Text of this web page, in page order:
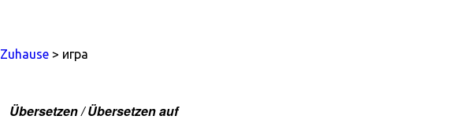
Zuhause > игра
Übersetzen / Übersetzen auf